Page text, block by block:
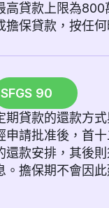
高貸款上限為800
擔保貸款，按任何
SFGS 90
期貸款的還款方
申請批准後，首
還款安排，其後
。擔保期不會因此